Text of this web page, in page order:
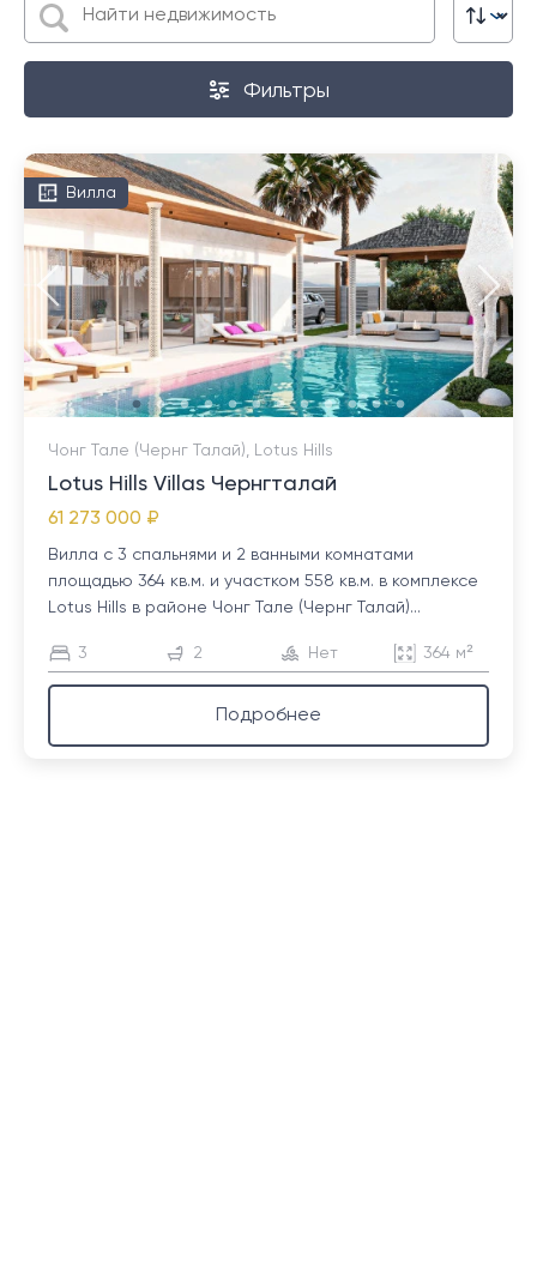
Фильтры
Вилла
Чонг Тале (Чернг Талай), Lotus Hills
Lotus Hills Villas Чернгталай
61 273 000 ₽
Вилла с 3 спальнями и 2 ванными комнатами
площадью 364 кв.м. и участком 558 кв.м. в комплексе
Lotus Hills в районе Чонг Тале (Чернг Талай)...
3 2 Нет 364 м²
Подробнее